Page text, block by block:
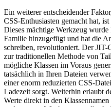
Ein weiterer entscheidender
CSS-Enthusiasten gemacht hat,
Dieses mächtige Werkzeug
Familie hinzugefügt und hat die
schreiben, revolutioniert. Der JIT-
zur traditionellen Methode von
mögliche Klassen im Voraus
tatsächlich in Ihren Dateien
einer enorm reduzierten CSS-
Ladezeit sorgt. Weiterhin erlaubt
Werte direkt in den